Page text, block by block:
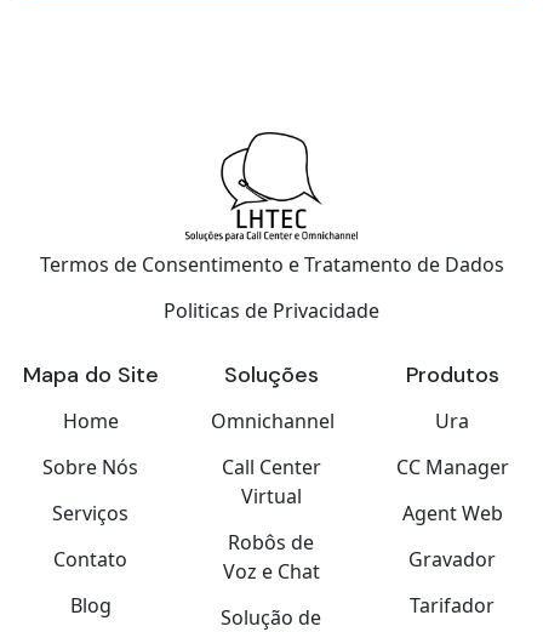
Termos de Consentimento e Tratamento de Dados
Politicas de Privacidade
Mapa do Site
Home
Sobre Nós
Serviços
Contato
Blog
Soluções
Omnichannel
Call Center
Virtual
Robôs de
Voz e Chat
Solução de
Produtos
Ura
CC Manager
Agent Web
Gravador
Tarifador